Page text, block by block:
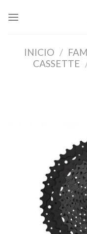
INICIO /
CASSETTE